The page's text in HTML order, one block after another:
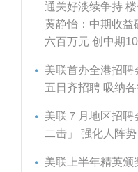
通关好淡续争持
黄静怡：中期收益
六百万元 创中期
美联首办全港招聘
五日齐招聘 吸纳
美联７月地区招聘
二击」 强化人阵势
美联上半年精英颁